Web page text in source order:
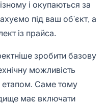
і окупаються за
під ваш об'єкт, а
із прайса.
зробити базову
можливість
етапом. Саме тому
має включати